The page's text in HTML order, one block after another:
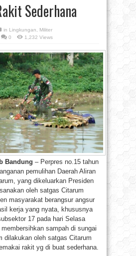
Sederhana
in Lingkungan
Militer
0 1,232 Views
Bandung – Perpres no.15 tahun
pemulihan Daerah Aliran
yang dikeluarkan Presiden
oleh satgas Citarum
masyarakat berangsur angsur
kerja yang nyata, khususnya
17 pada hari Selasa
sampah di sungai
dilakukan oleh satgas Citarum
rakit yg di buat sederhana.